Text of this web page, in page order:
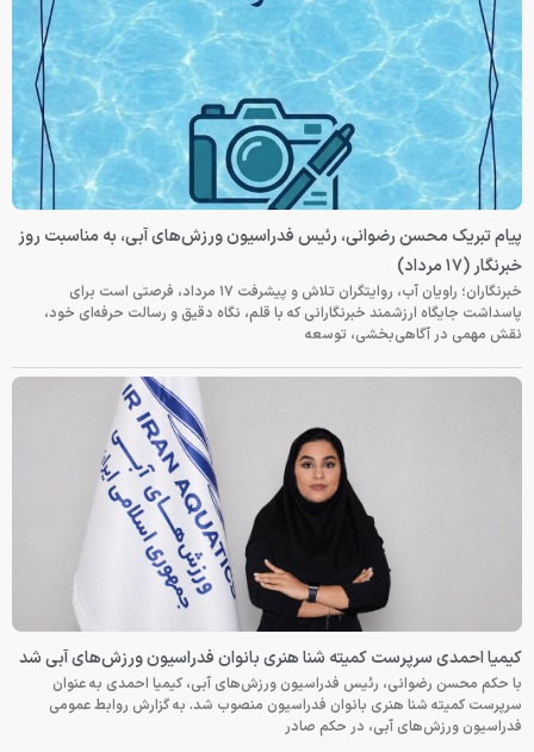
پیام تبریک محسن رضوانی، رئیس فدراسیون ورزش‌های آبی، به مناسبت روز
خبرنگار (۱۷ مرداد)
خبرنگاران؛ راویان آب، روایتگران تلاش و پیشرفت ۱۷ مرداد، فرصتی است برای
پاسداشت جایگاه ارزشمند خبرنگارانی که با قلم، نگاه دقیق و رسالت حرفه‌ای خود،
نقش مهمی در آگاهی‌بخشی، توسعه
کیمیا احمدی سرپرست کمیته شنا هنری بانوان فدراسیون ورزش‌های آبی شد
با حکم محسن رضوانی، رئیس فدراسیون ورزش‌های آبی، کیمیا احمدی به عنوان
سرپرست کمیته شنا هنری بانوان فدراسیون منصوب شد. به گزارش روابط عمومی
فدراسیون ورزش‌های آبی، در حکم صادر